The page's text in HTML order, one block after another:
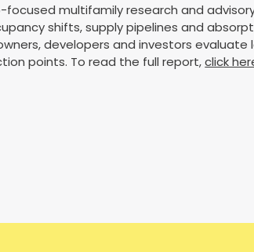
focused multifamily research and
shifts, supply pipelines and
developers and investors
points. To read the full report,click